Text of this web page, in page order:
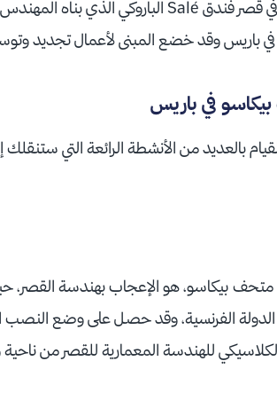
في باريس
بالعديد من الأنشطة الرائعة التي ستنقلك
للهندسة المعمارية للقصر من ناحية